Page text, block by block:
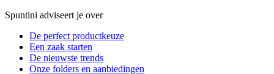
Spuntini adviseert je over
De perfect productkeuze
Een zaak starten
De nieuwste trends
Onze folders en aanbiedingen